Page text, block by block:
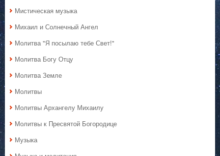
Мистическая музыка
Михаил и Солнечный Ангел
Молитва "Я посылаю тебе Свет!"
Молитва Богу Отцу
Молитва Земле
Молитвы
Молитвы Архангелу Михаилу
Молитвы к Пресвятой Богородице
Музыка